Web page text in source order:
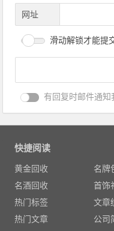
网址
滑动解锁才能提
有回复时邮件通知
快捷阅读
黄金回收 名牌
名酒回收
首饰
热门标签
文章
热门文章
公司